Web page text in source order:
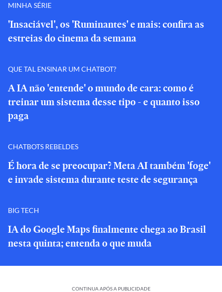
MINHA SÉRIE
'Insaciável', os 'Ruminantes' e mais: confira as
estreias do cinema da semana
QUE TAL ENSINAR UM CHATBOT?
A IA não 'entende' o mundo de cara: como é
treinar um sistema desse tipo - e quanto isso
paga
CHATBOTS REBELDES
É hora de se preocupar? Meta AI também 'foge'
e invade sistema durante teste de segurança
BIG TECH
IA do Google Maps finalmente chega ao Brasil
nesta quinta; entenda o que muda
CONTINUA APÓS A PUBLICIDADE